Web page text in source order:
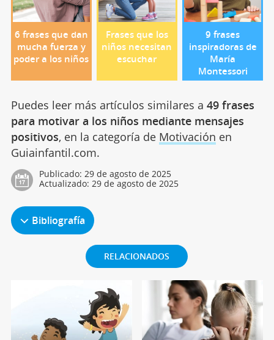
6 frases que dan
mucha fuerza y
poder a los niños
Frases que los
niños necesitan
escuchar
9 frases
inspiradoras de
María
Montessori
Puedes leer más artículos similares a 49 frases
para motivar a los niños mediante mensajes
positivos, en la categoría de Motivación en
Guiainfantil.com.
Publicado: 29 de agosto de 2025
Actualizado: 29 de agosto de 2025
Bibliografía
RELACIONADOS